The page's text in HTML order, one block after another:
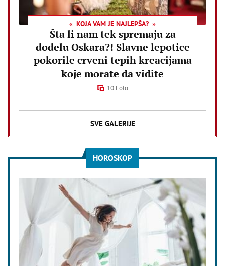
KOJA VAM JE NAJLEPŠA?
Šta li nam tek spremaju za
dodelu Oskara?! Slavne lepotice
pokorile crveni tepih kreacijama
koje morate da vidite
10 Foto
SVE GALERIJE
HOROSKOP